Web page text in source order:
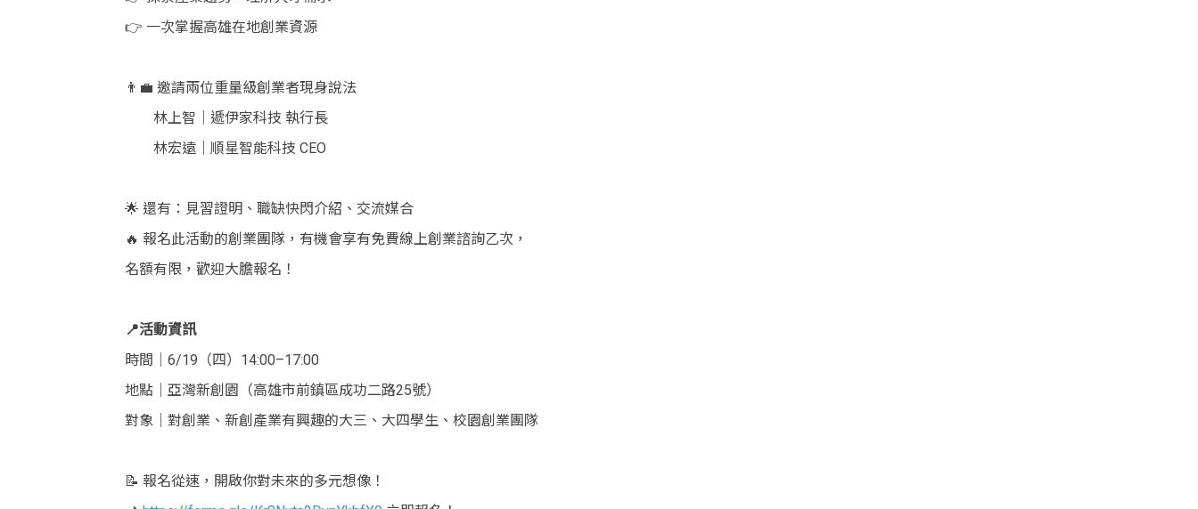
👉 一次掌握高雄在地創業資源
👨‍💼 邀請兩位重量級創業者現身說法
林上智｜遞伊家科技 執行長
林宏遠｜順星智能科技 CEO
🌟 還有：見習證明、職缺快閃介紹、交流媒合
🔥 報名此活動的創業團隊，有機會享有免費線上創業諮詢乙次，
名額有限，歡迎大膽報名！
📍活動資訊
時間｜6/19（四）14:00–17:00
地點｜亞灣新創園（高雄市前鎮區成功二路25號）
對象｜對創業、新創產業有興趣的大三、大四學生、校園創業團隊
📝 報名從速，開啟你對未來的多元想像！